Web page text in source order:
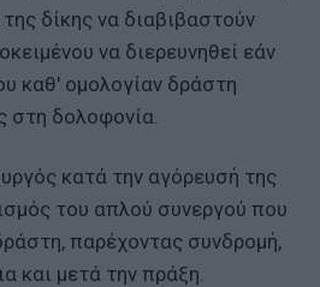
δίκης να διαβιβαστούν
να διερευνηθεί εάν
καθ' ομολογίαν δράστη
στη δολοφονία.
κατά την αγόρευσή της
του απλού συνεργού που
παρέχοντας συνδρομή,
και μετά την πράξη.